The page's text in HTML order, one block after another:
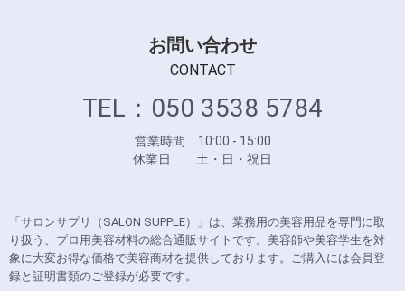
お問い合わせ
CONTACT
TEL：050 3538 5784
営業時間 10:00 - 15:00
休業日 土・日・祝日
「サロンサプリ（SALON SUPPLE）」は、業務用の美容用品を専門に取
り扱う、プロ用美容材料の総合通販サイトです。美容師や美容学生を対
象に大変お得な価格で美容商材を提供しております。ご購入には会員登
録と証明書類のご登録が必要です。